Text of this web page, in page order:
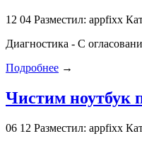
12 04 Разместил: appfixx
Диагностика - С
Подробнее →
Чистим ноутбук
06 12 Разместил: appfixx